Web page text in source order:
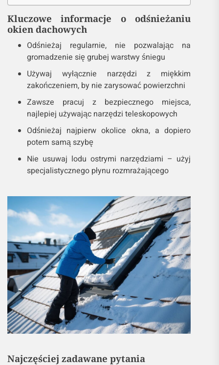
Kluczowe informacje o odśnieżaniu
okien dachowych
Odśnieżaj regularnie, nie pozwalając na
gromadzenie się grubej warstwy śniegu
Używaj wyłącznie narzędzi z miękkim
zakończeniem, by nie zarysować powierzchni
Zawsze pracuj z bezpiecznego miejsca,
najlepiej używając narzędzi teleskopowych
Odśnieżaj najpierw okolice okna, a dopiero
potem samą szybę
Nie usuwaj lodu ostrymi narzędziami – użyj
specjalistycznego płynu rozmrażającego
Najczęściej zadawane pytania